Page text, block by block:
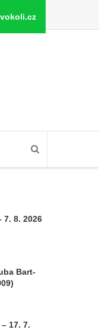
7. 8. 2026
Bart-
17. 7.